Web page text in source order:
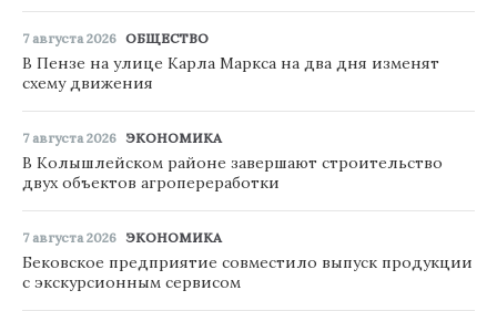
7 августа 2026 ОБЩЕСТВО
В Пензе на улице Карла Маркса на два дня изменят
схему движения
7 августа 2026 ЭКОНОМИКА
В Колышлейском районе завершают строительство
двух объектов агропереработки
7 августа 2026 ЭКОНОМИКА
Бековское предприятие совместило выпуск продукции
с экскурсионным сервисом